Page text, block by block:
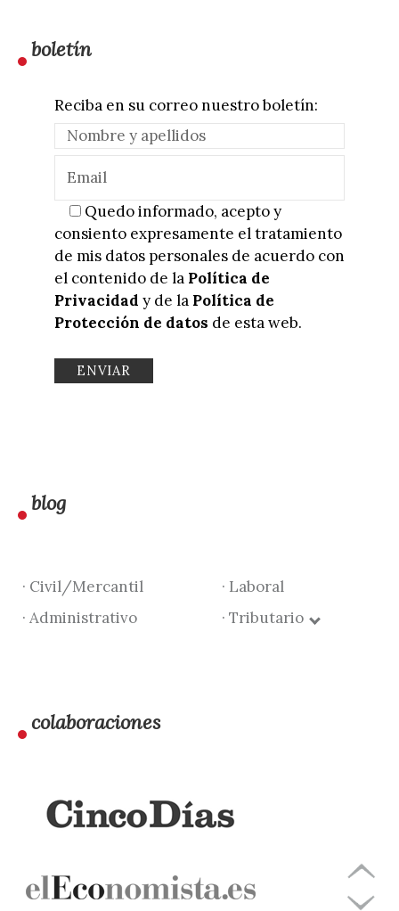
boletín
Reciba en su correo nuestro boletín:
Quedo informado, acepto y
consiento expresamente el tratamiento
de mis datos personales de acuerdo con
el contenido de la Política de
Privacidad y de la Política de
Protección de datos de esta web.
blog
· Civil/Mercantil
· Laboral
· Administrativo
· Tributario
colaboraciones